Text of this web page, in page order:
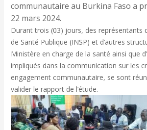
communautaire au Burkina Faso a
22 mars 2024.
Durant trois (03) jours, des représentants
de Santé Publique (INSP) et d’autres
Ministère en charge de la santé ainsi que
impliqués dans la communication sur les
engagement communautaire, se sont
valider le rapport de l’étude.